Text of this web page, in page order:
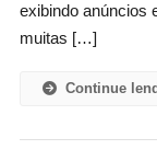
exibindo anúncios
muitas […]
Continue